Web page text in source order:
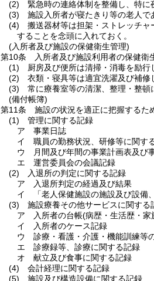
(2)
緊急時の連絡体制を整備し、特に
(3)
施設入所者が寝たきり等の老人で
(4)
搬送器材等は担架・ストレッチ
することを念頭に入れておく。
(入所者及び施設の保健衛生管理)
第10条
入所者及び施設利用者の保健
(1)
厨房及び便所は清掃・消毒を励行
(2)
衣類・寝具等は適宜洗濯及び補修
(3)
常に療養室等の清潔、整理・整頓
(備付帳簿)
第11条
施設の状況を適正に把握するた
(1)
管理に関する記録
ア
事業日誌
イ
職員の勤務状況、研修等に関す
ウ
月間及び年間の事業計画表及び
エ
運営委員会の会議記録
(2)
入退所の判定に関する記録
ア
入退所判定の経過及び結果
イ
「老人保健施設の施設及び設
(3)
施設療養その他サービスに関する
ア
入所者の台帳(病歴・生活歴・家
イ
入所者のケース記録
ウ
診療・看護・介護・機能訓練等
エ
診療録等、診療に関する記録
オ
献立及び食事に関する記録
(4)
会計経理に関する記録
(5)
施設及び構造設備に関する記録